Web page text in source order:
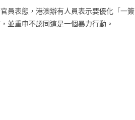
員表態，港澳辦有人員表示要優化「一簽
並重申不認同這是一個暴力行動。